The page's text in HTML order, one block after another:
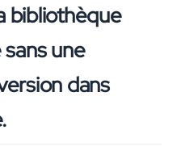
bibliothèque
une
dans